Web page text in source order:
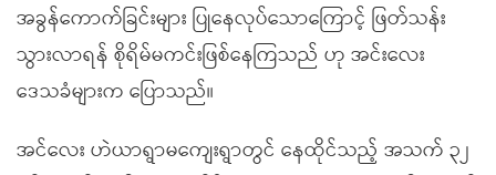
အခွန်ကောက်ခြင်းများ ပြုနေလုပ်သောကြောင့် ဖြတ်သန်း
သွားလာရန် စိုရိမ်မကင်းဖြစ်နေကြသည် ဟု အင်းလေး
ဒေသခံများက ပြောသည်။
အင်လေး ဟဲယာရွာမကျေးရွာတွင် နေထိုင်သည့် အသက် ၃၂